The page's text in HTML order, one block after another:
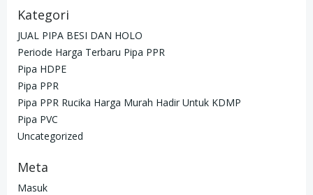
Kategori
JUAL PIPA BESI DAN HOLO
Periode Harga Terbaru Pipa PPR
Pipa HDPE
Pipa PPR
Pipa PPR Rucika Harga Murah Hadir Untuk KDMP
Pipa PVC
Uncategorized
Meta
Masuk